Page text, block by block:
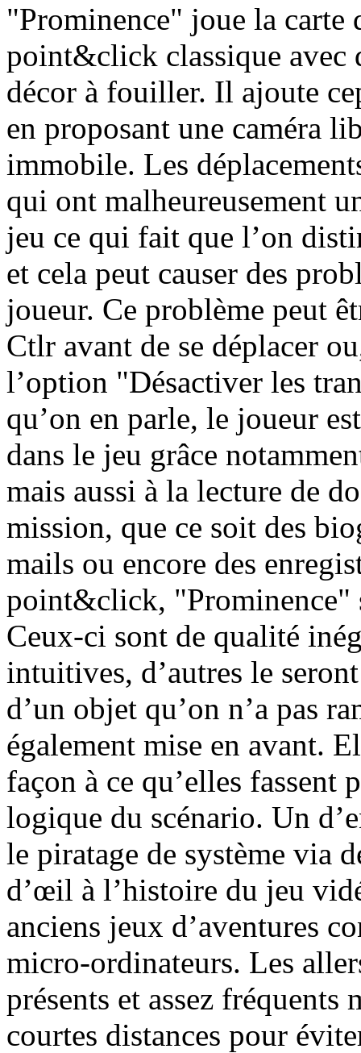
"Prominence" joue la carte
point&click classique avec
décor à fouiller. Il ajoute
en proposant une caméra
immobile. Les
qui ont malheureusement
jeu ce qui fait que l’on
et cela peut causer des
joueur. Ce problème peut
Ctlr avant de se déplacer
l’option "Désactiver les
qu’on en parle, le joueur
dans le jeu grâce
mais aussi à la lecture de
mission, que ce soit des
mails ou encore des
point&click, "Prominence"
Ceux-ci sont de qualité
intuitives, d’autres le
d’un objet qu’on n’a pas
également mise en avant.
façon à ce qu’elles fassent
logique du scénario. Un
le piratage de système via
d’œil à l’histoire du jeu
anciens jeux d’aventures
micro-ordinateurs. Les
présents et assez
courtes distances pour